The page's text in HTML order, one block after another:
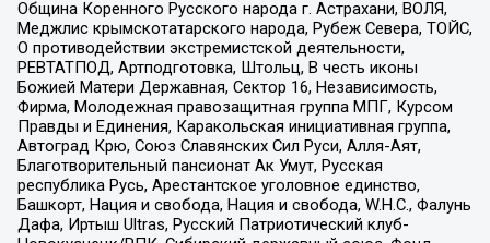
Община Коренного Русского народа г. Астрахани, ВОЛЯ,
Меджлис крымскотатарского народа, Рубеж Севера, ТОЙС,
О противодействии экстремистской деятельности,
РЕВТАТПОД, Артподготовка, Штольц, В честь иконы
Божией Матери Державная, Сектор 16, Независимость,
Фирма, Молодежная правозащитная группа МПГ, Курсом
Правды и Единения, Каракольская инициативная группа,
Автоград Крю, Союз Славянских Сил Руси, Алля-Аят,
Благотворительный пансионат Ак Умут, Русская
республика Русь, Арестантское уголовное единство,
Башкорт, Нация и свобода, Нация и свобода, W.H.С., Фалунь
Дафа, Иртыш Ultras, Русский Патриотический клуб-